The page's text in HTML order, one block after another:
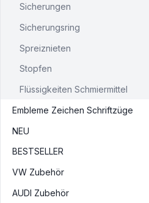
Sicherungen
Sicherungsring
Spreiznieten
Stopfen
Flüssigkeiten Schmiermittel
Embleme Zeichen Schriftzüge
NEU
BESTSELLER
VW Zubehör
AUDI Zubehör